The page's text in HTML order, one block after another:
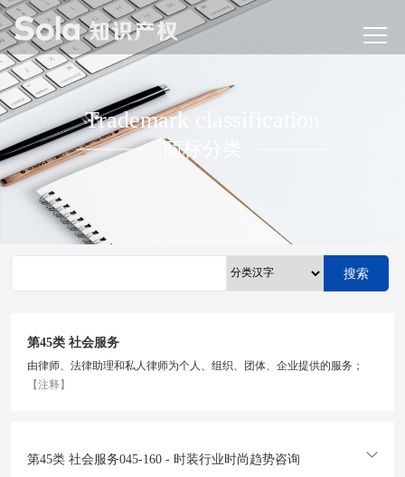
Trademark classification
商标分类
搜索
第45类 社会服务
由律师、法律助理和私人律师为个人、组织、团体、企业提供的服务；
【注释】
第45类 社会服务045-160 - 时装行业时尚趋势咨询